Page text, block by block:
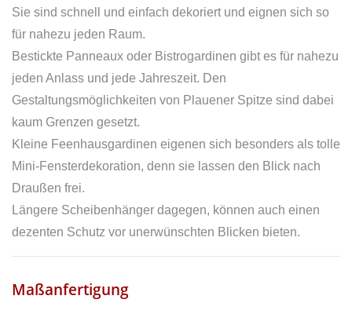
Sie sind schnell und einfach dekoriert und eignen sich so
für nahezu jeden Raum.
Bestickte Panneaux oder Bistrogardinen gibt es für nahezu
jeden Anlass und jede Jahreszeit. Den
Gestaltungsmöglichkeiten von Plauener Spitze sind dabei
kaum Grenzen gesetzt.
Kleine Feenhausgardinen eigenen sich besonders als tolle
Mini-Fensterdekoration, denn sie lassen den Blick nach
Draußen frei.
Längere Scheibenhänger dagegen, können auch einen
dezenten Schutz vor unerwünschten Blicken bieten.
Maßanfertigung